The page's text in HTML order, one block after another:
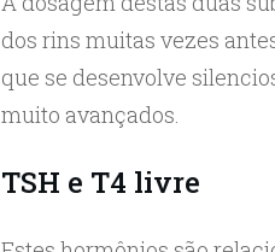
dos rins muitas vezes
que se desenvolve
muito avançados.
TSH e T4 livre